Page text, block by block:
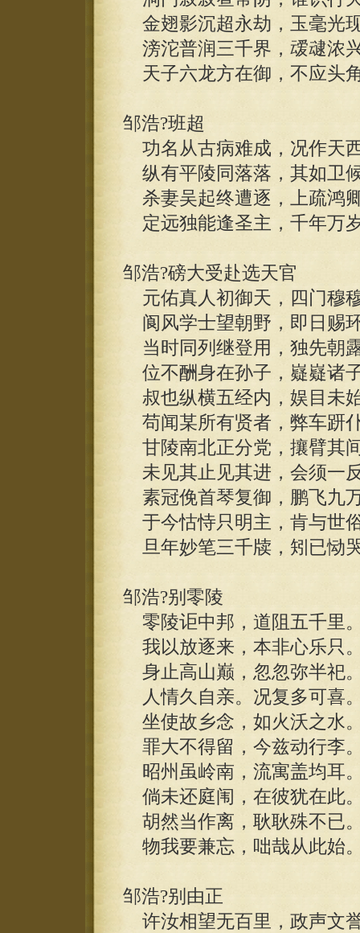
金翅影沉超永劫，玉毫光
滂沱普润三千界，叆叇浓
天子六龙方在御，不应头
邹浩?班超
功名从古病难成，况作天
纵有平陵同落落，其如卫
杀妻吴起终遭逐，上疏鸿
定远独能逢圣主，千年万
邹浩?磅大受赴选天官
元佑真人初御天，四门穆
阆风学士望朝野，即日赐
当时同列继登用，独先朝
位不酬身在孙子，嶷嶷诸
叔也纵横五经内，娱目未
苟闻某所有贤者，弊车趼
甘陵南北正分党，攘臂其
未见其止见其进，会须一
素冠俛首琴复御，鹏飞九
于今怙恃只明主，肯与世
旦年妙笔三千牍，矧已恸
邹浩?别零陵
零陵讵中邦，道阻五千里
我以放逐来，本非心乐只
身止高山巅，忽忽弥半祀
人情久自亲。况复多可喜
坐使故乡念，如火沃之水
罪大不得留，今兹动行李
昭州虽岭南，流寓盖均耳
倘未还庭闱，在彼犹在此
胡然当作离，耿耿殊不已
物我要兼忘，咄哉从此始
邹浩?别由正
许汝相望无百里，政声文